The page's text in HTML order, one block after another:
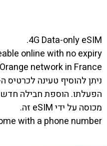
4G Data-only eSIM.
online with no expiry.
network in France.
הפעלתו. הוספת חבילה
מכוסה על ידי eSIM זה.
with a phone number.